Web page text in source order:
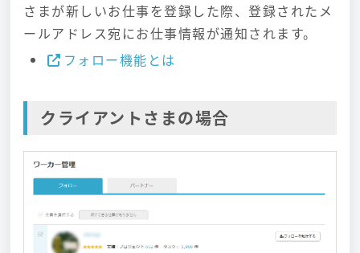
さまが新しいお仕事を登録した際、登録されたメ
ールアドレス宛にお仕事情報が通知されます。
フォロー機能とは
クライアントさまの場合